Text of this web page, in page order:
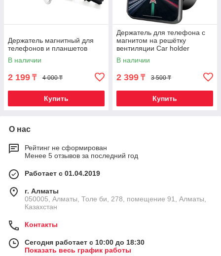
Держатель магнитный для
телефонов и планшетов
В наличии
2 199 ₸ 4 000 ₸
Купить
Держатель для телефона с
магнитом на решётку
вентиляции Car holder
DEFENDER
В наличии
2 399 ₸ 3 500 ₸
Купить
О нас
Рейтинг не сформирован
Менее 5 отзывов за последний год
Работает с 01.04.2019
г. Алматы
050005, Алматы, Толе би, 278, помещение 91, Алматы,
Казахстан
Контакты
Сегодня работает с 10:00 до 18:30
Показать весь график работы